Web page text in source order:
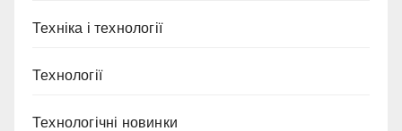
Техніка і технології
Технології
Технологічні новинки